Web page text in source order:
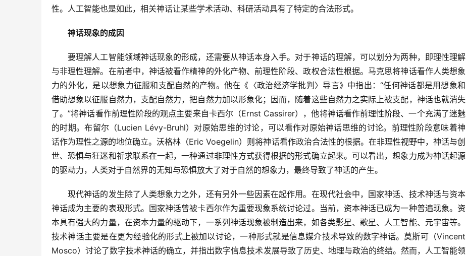
性。人工智能也是如此，相关神话让某些学术活动、科研活动具有了特定的合法形式。
神话现象的成因
要理解人工智能领域神话现象的形成，还需要从神话本身入手。对于神话的理解，可以划分为两种，即理性理解
与非理性理解。在前者中，神话被看作精神的外化产物、前理性阶段、政权合法性根据。马克思将神话看作人类想象
力的外化，是以想象力征服和支配自然的产物。他在《〈政治经济学批判〉导言》中指出：“任何神话都是用想象和
借助想象以征服自然力，支配自然力，把自然力加以形象化；因而，随着这些自然力之实际上被支配，神话也就消失
了。”将神话看作前理性阶段的观点主要来自卡西尔（Ernst Cassirer），他将神话看作前理性阶段、一个充满了迷魅
的时期。布留尔（Lucien Lévy-Bruhl）对原始思维的讨论，可以看作对原始神话思维的讨论。前理性阶段意味着神
话作为理性之源的地位确立。沃格林（Eric Voegelin）则将神话看作政治合法性的根据。在非理性视野中，神话与创
世、恐惧与狂迷和祈求联系在一起，一种通过非理性方式获得根据的形式确立起来。可以看出，想象力成为神话起源
的驱动力，人类对于自然界的无知与恐惧放大了对于自然的想象力，最终导致了神话的产生。
现代神话的发生除了人类想象力之外，还有另外一些因素在起作用。在现代社会中，国家神话、技术神话与资本
神话成为主要的表现形式。国家神话曾被卡西尔作为重要现象系统讨论过。当前，资本神话已成为一种普遍现象。资
本具有强大的力量，在资本力量的驱动下，一系列神话现象被制造出来，如各类影星、歌星、人工智能、元宇宙等。
技术神话主要是在更为经验化的形式上被加以讨论，一种形式就是信息媒介技术导致的数字神话。莫斯可（Vincent
Mosco）讨论了数字技术神话的确立，并指出数字信息技术发展导致了历史、地理与政治的终结。然而，人工智能领